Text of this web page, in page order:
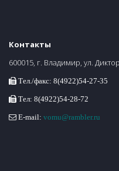
Контакты
600015, г. Владимир, ул.
Тел./факс: 8(4922)54-27-35
Тел: 8(4922)54-28-72
E-mail: vomu@rambler.ru